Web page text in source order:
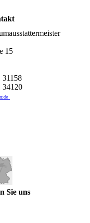
15
Sie uns